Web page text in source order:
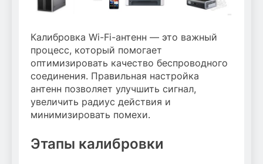
Калибровка Wi-Fi-антенн — это важный
процесс, который помогает
оптимизировать качество беспроводного
соединения. Правильная настройка
антенн позволяет улучшить сигнал,
увеличить радиус действия и
минимизировать помехи.
Этапы калибровки